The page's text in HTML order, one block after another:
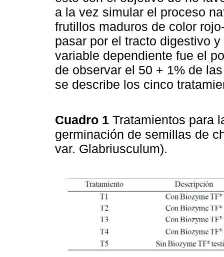
a la vez simular el proceso
frutillos maduros de color
pasar por el tracto digestivo
variable dependiente fue el
de observar el 50 + 1% de
se describe los cinco
Cuadro 1 Tratamientos para
germinación de semillas de
var. Glabriusculum).